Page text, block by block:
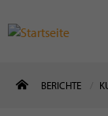
zum
BERICHTE